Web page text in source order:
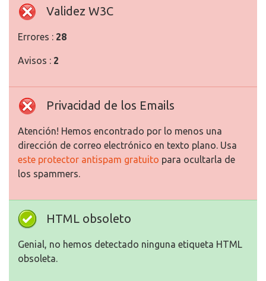
Validez W3C
Errores : 28
Avisos : 2
Privacidad de los Emails
Atención! Hemos encontrado por lo menos una
dirección de correo electrónico en texto plano. Usa
este protector antispam gratuito para ocultarla de
los spammers.
HTML obsoleto
Genial, no hemos detectado ninguna etiqueta HTML
obsoleta.